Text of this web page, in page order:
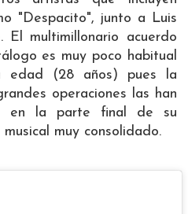
"Despacito", junto a Luis
El multimillonario acuerdo
es muy poco habitual
edad (28 años) pues la
operaciones las han
en la parte final de su
muy consolidado.